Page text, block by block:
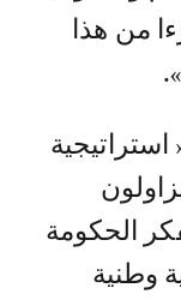
من هذا
الحكومة
وطنية